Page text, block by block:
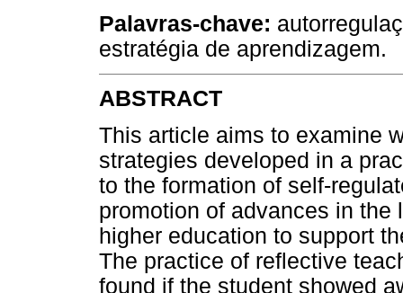
Palavras-chave:
estratégia de aprendizagem.
ABSTRACT
This article aims to examine
strategies developed in a
to the formation of self-
promotion of advances in the
higher education to support
The practice of reflective
found if the student showed